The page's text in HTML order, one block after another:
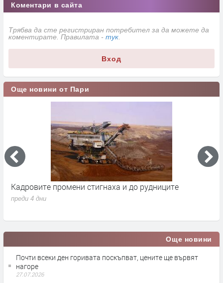
Коментари в сайта
Трябва да сте регистриран потребител за да можете да
коментирате. Правилата - тук
Вход
Още новини от Пари
стигнаха и до рудниците
Парите от Брюксел
Още новини
Почти всеки ден горивата поскъпват, цените ще вървят
нагоре
27.07.2026